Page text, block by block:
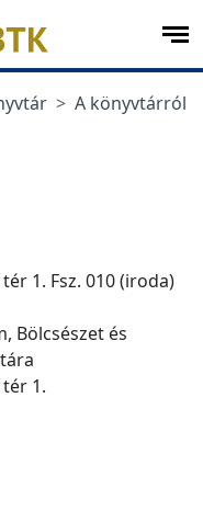
A könyvtárról
1. Fsz. 010 (iroda)
Bölcsészet és
1.